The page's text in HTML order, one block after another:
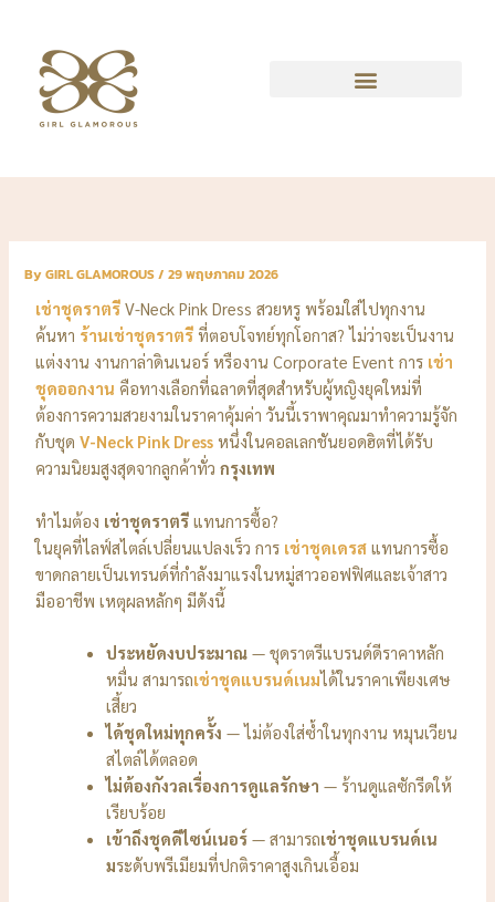
content
ByGIRL GLAMOROUS/29 พฤษภาคม 2026
เช่าชุดราตรี V-Neck Pink Dress สวยหรู พร้อมใส่ไปทุกงาน
ค้นหา ร้านเช่าชุดราตรี ที่ตอบโจทย์ทุกโอกาส? ไม่ว่าจะเป็นงาน
แต่งงาน งานกาล่าดินเนอร์ หรืองาน Corporate Event การ เช่า
ชุดออกงาน คือทางเลือกที่ฉลาดที่สุดสำหรับผู้หญิงยุคใหม่ที่
ต้องการความสวยงามในราคาคุ้มค่า วันนี้เราพาคุณมาทำความรู้จัก
กับชุดV-Neck Pink Dress หนึ่งในคอลเลกชันยอดฮิตที่ได้รับ
ความนิยมสูงสุดจากลูกค้าทั่วกรุงเทพ
ทำไมต้อง เช่าชุดราตรี แทนการซื้อ?
ในยุคที่ไลฟ์สไตล์เปลี่ยนแปลงเร็ว การ เช่าชุดเดรส แทนการซื้อ
ขาดกลายเป็นเทรนด์ที่กำลังมาแรงในหมู่สาวออฟฟิศและเจ้าสาว
มืออาชีพ เหตุผลหลักๆ มีดังนี้
ประหยัดงบประมาณ — ชุดราตรีแบรนด์ดีราคาหลัก
หมื่น สามารถเช่าชุดแบรนด์เนมได้ในราคาเพียงเศษ
เสี้ยว
ได้ชุดใหม่ทุกครั้ง — ไม่ต้องใส่ซ้ำในทุกงาน หมุนเวียน
สไตล์ได้ตลอด
ไม่ต้องกังวลเรื่องการดูแลรักษา — ร้านดูแลซักรีดให้
เรียบร้อย
เข้าถึงชุดดีไซน์เนอร์ — สามารถเช่าชุดแบรนด์เน
มระดับพรีเมียมที่ปกติราคาสูงเกินเอื้อม